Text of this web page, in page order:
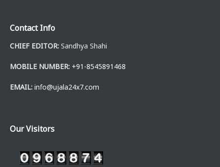
Contact Info
CHIEF EDITOR: Sandhya Shahi
MOBILE NUMBER: +91-8545891468
EMAIL: info@ujala24x7.com
Our Visitors